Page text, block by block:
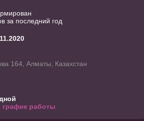
за последний год
164, Алматы, Казахстан
график работы